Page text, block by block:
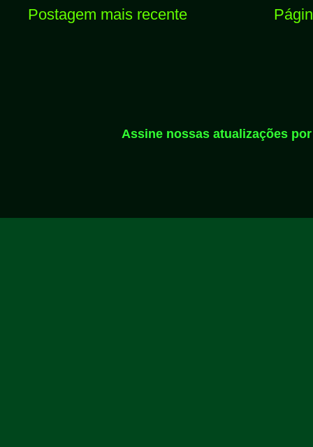
Postagem mais recente
Assine nossas atualizações